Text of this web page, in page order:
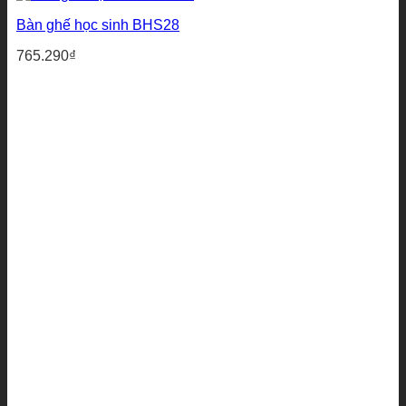
Bàn ghế học sinh BHS28
765.290₫